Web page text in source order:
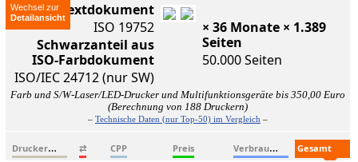
Wechsel zurISO-Textdokument
ISO 19752
Schwarzanteil aus
ISO-Farbdokument
ISO/IEC 24712 (nur SW)
× 36 Monate × 1.389
Seiten
50.000 Seiten
Farb und S/W-Laser/LED-Drucker und Multifunktionsgeräte bis 350,00 Euro
(Berechnung von 188 Druckern)
– Technische Daten (nur Top-50) im Vergleich –
D
ruckername ⇄ CPP Preis V
erbrauchsmaterialien